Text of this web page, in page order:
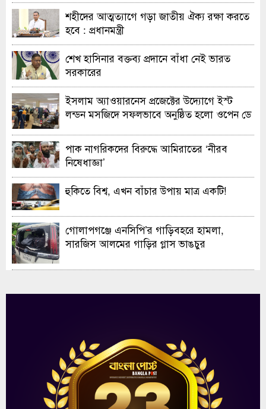
শহীদের আত্মত্যাগে গড়া জাতীয় ঐক্য রক্ষা করতে
হবে : প্রধানমন্ত্রী
শেখ হাসিনার বক্তব্য প্রদানে বাঁধা নেই ভারত
সরকারের
ইসলাম অ্যাওয়ারনেস প্রজেক্টের উদ্যোগে ইস্ট
লন্ডন মসজিদে সফলভাবে অনুষ্ঠিত হলো ওপেন ডে
পাক নাগরিকদের বিরুদ্ধে আমিরাতের ‘নীরব
নিষেধাজ্ঞা’
হুকিতে বিশ্ব, এখন বাঁচার উপায় মাত্র একটি!
গোলাপগঞ্জে এনসিপি’র গাড়িবহরে হামলা,
সারজিস আলমের গাড়ির গ্লাস ভাঙচুর